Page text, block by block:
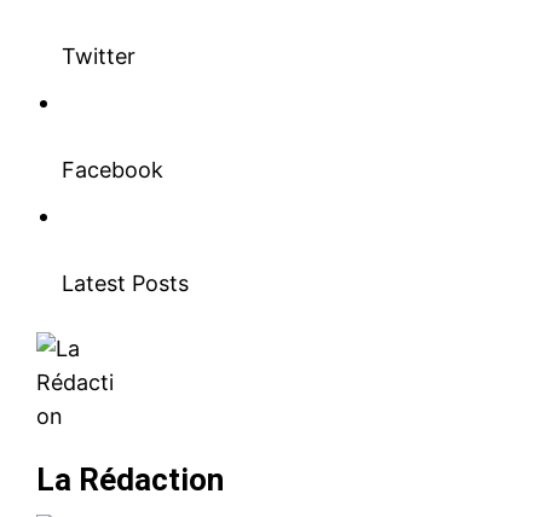
Twitter
Facebook
Latest Posts
La Rédaction